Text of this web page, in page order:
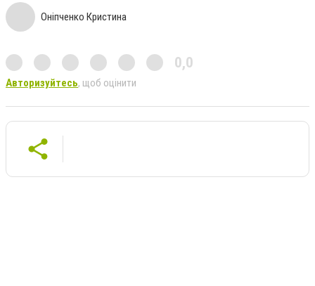
Оніпченко Кристина
0,0
Авторизуйтесь, щоб оцінити